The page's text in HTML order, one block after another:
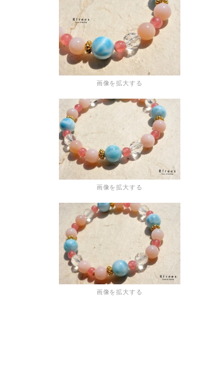
画像を拡大する
画像を拡大する
画像を拡大する